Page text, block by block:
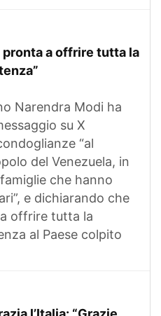
pronta a offrire tutta la
Narendra Modi ha
su X
“al
del Venezuela, in
che hanno
e dichiarando che
offrire tutta la
al Paese colpito